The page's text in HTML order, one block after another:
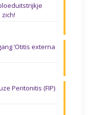
‘Otitis externa
Peritonitis (FIP)